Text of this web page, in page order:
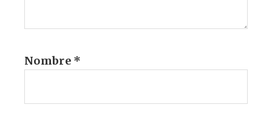
Nombre *